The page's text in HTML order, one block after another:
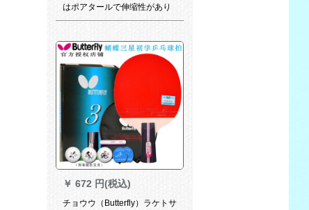
はポアタールで伸缩性があり
ます。ネコを拾うためにボア
す。
￥ 672 円(税込)
チョウウ（Butterfly）ラケトサ